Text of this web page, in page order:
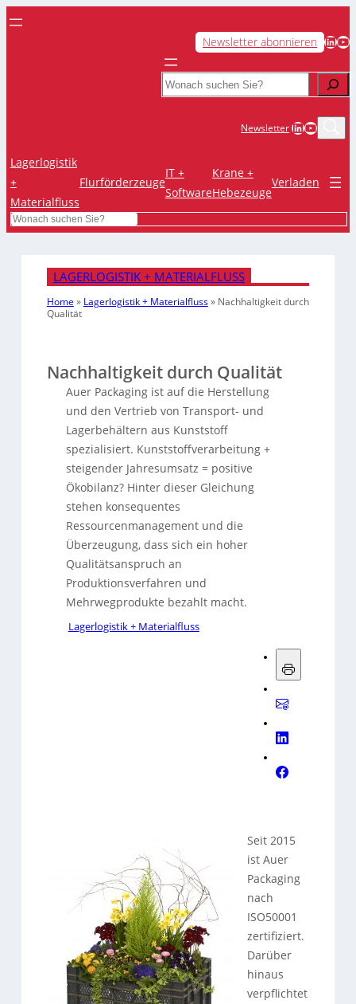
Newsletter abonnieren LinkedIn YouTube
Search
NewsletterLinkedIn
Lagerlogistik
+
Materialfluss
Flurförderzeuge
IT +
Software
Krane +
Hebezeuge
Verladen
Search
LAGERLOGISTIK + MATERIALFLUSS
Home » Lagerlogistik + Materialfluss» Nachhaltigkeit durch
Qualität
Nachhaltigkeit durch Qualität
Auer Packaging ist auf die Herstellung
und den Vertrieb von Transport- und
Lagerbehältern aus Kunststoff
spezialisiert. Kunststoffverarbeitung +
steigender Jahresumsatz = positive
Ökobilanz? Hinter dieser Gleichung
stehen konsequentes
Ressourcenmanagement und die
Überzeugung, dass sich ein hoher
Qualitätsanspruch an
Produktionsverfahren und
Mehrwegprodukte bezahlt macht.
Lagerlogistik + Materialfluss
Seit 2015
ist Auer
Packaging
nach
ISO50001
zertifiziert.
Darüber
hinaus
verpflichtet